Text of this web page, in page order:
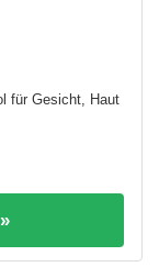
für Gesicht, Haut